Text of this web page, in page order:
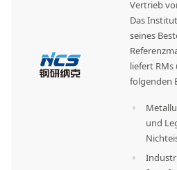
Vertrieb
Das
seines
liefert RMs
folgenden
und